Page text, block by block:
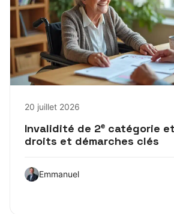
20 juillet 2026
Invalidité de 2ᵉ catégorie
droits et démarches clés
Emmanuel